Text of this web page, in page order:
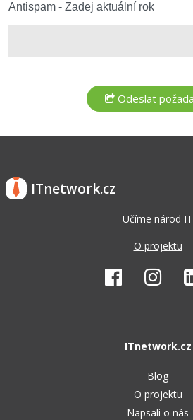
Antispam - Zadej aktuální rok
ITnetwork.cz
Učíme národ IT
O projektu
ITnetwork.cz
Blog
O projektu
Napsali o nás